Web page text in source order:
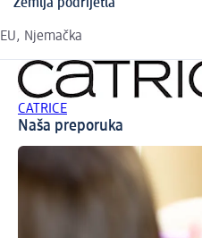
Zemlja podrijetla
EU, Njemačka
CATRICE
Naša preporuka